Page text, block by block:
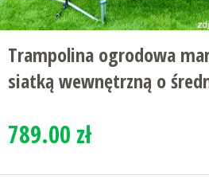
Trampolina ogrodowa
siatką wewnętrzną o
789.00 zł